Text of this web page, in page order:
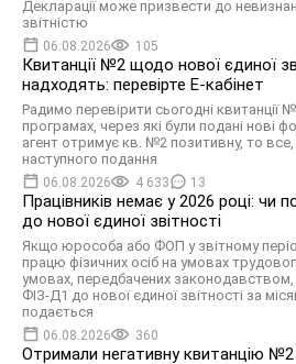
Декларації може призвести до
звітністю
06.08.2026 105
Квитанції №2 щодо нової єдиної
надходять: перевірте Е-кабінет
Радимо перевірити сьогодні квитанції
програмах, через які були подані нові
агент отримує кв. №2 позитивну, то
наступного подання
06.08.2026 4 633 13
Працівників немає у 2026 році:
до нової єдиної звітності
Якщо юрособа або ФОП у звітному
працю фізичних осіб на умовах
умовах, передбачених
ФІЗ-Д1 до нової єдиної звітності за
подається
06.08.2026 360
Отримали негативну квитанцію